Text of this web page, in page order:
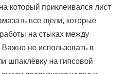
который приклеивался лист
все щели, которые
на стыках между
не использовать в
шпаклёвку на гипсовой